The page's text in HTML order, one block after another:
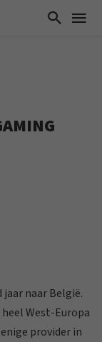
naar België.
West-Europa
provider in